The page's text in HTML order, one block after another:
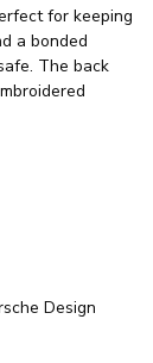
for keeping
a bonded
The back
Design